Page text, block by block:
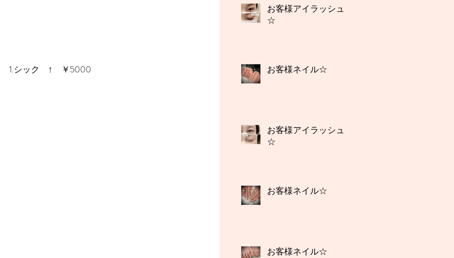
1.シック　↑　￥5000
お客様アイラッシュ
☆
お客様ネイル☆
お客様アイラッシュ
☆
お客様ネイル☆
お客様ネイル☆